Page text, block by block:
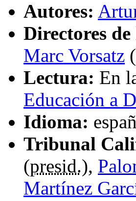
Autores:
Directores de
Marc Vorsatz (
Lectura: En
Educación a
Idioma:
Tribunal
(presid.),
Martínez